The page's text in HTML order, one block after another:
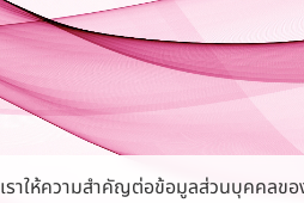
เราให้ความสำคัญต่อข้อมูลส่วนบุคคลขอ